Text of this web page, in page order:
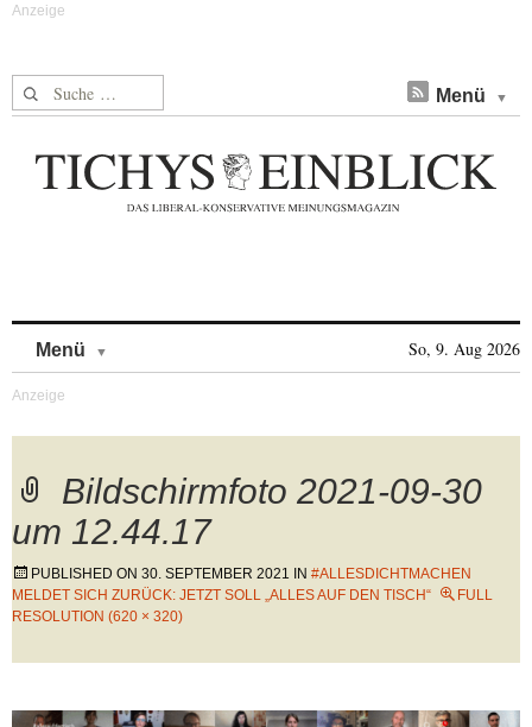
Suche nach: Menü
Menü So, 9. Aug 2026
Bildschirmfoto 2021-09-30
um 12.44.17
PUBLISHED ON 30. SEPTEMBER 2021 IN #ALLESDICHTMACHEN
MELDET SICH ZURÜCK: JETZT SOLL „ALLES AUF DEN TISCH“
FULL
RESOLUTION (620 × 320)